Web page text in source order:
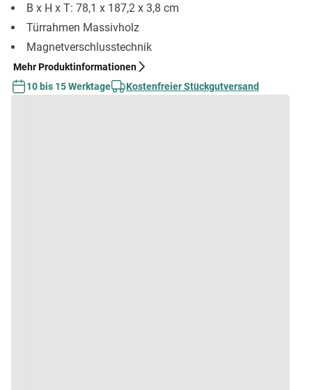
B x H x T: 78,1 x 187,2 x 3,8 cm
Türrahmen Massivholz
Magnetverschlusstechnik
Mehr Produktinformationen
10 bis 15 Werktage
Kostenfreier Stückgutversand